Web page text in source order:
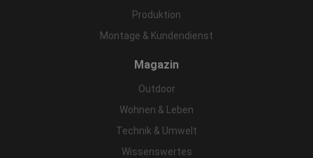
Produktion
Montage & Kundendienst
Magazin
Outdoor
Wohnen & Leben
Technik & Umwelt
Wissenswertes